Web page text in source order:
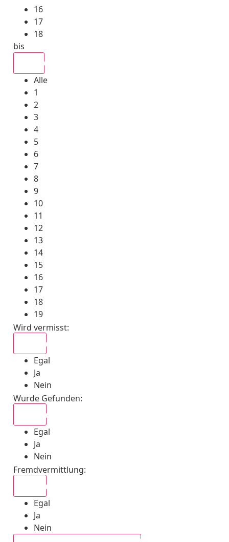
16
17
18
bis
Alle
1
2
3
4
5
6
7
8
9
10
11
12
13
14
15
16
17
18
19
Wird vermisst:
Egal
Ja
Nein
Wurde Gefunden:
Egal
Ja
Nein
Fremdvermittlung:
Egal
Ja
Nein